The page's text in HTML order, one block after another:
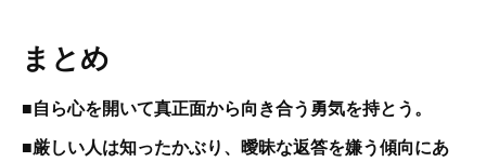
まとめ
■自ら心を開いて真正面から向き合う勇気を持とう。
■厳しい人は知ったかぶり、曖昧な返答を嫌う傾向にあ